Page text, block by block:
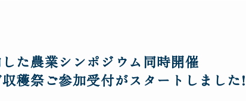
た農業シンポジウム同時開催
穫祭ご参加受付がスタートしました!